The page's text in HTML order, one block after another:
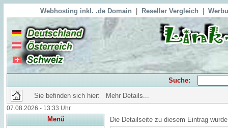
Webhosting inkl. .de Domain Reseller Vergleich
Suche:
Sie befinden sich hier: Mehr Details...
07.08.2026 - 13:33 Uhr
Menü Die Detailseite zu diesem Eintrag